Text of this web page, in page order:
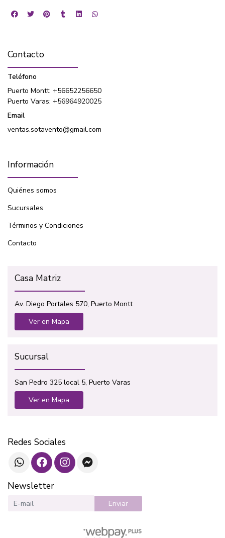
Contacto
Teléfono
Puerto Montt: +56652256650
Puerto Varas: +56964920025
Email
ventas.sotavento@gmail.com
Información
Quiénes somos
Sucursales
Términos y Condiciones
Contacto
Casa Matriz
Av. Diego Portales 570, Puerto Montt
Ver en Mapa
Sucursal
San Pedro 325 local 5, Puerto Varas
Ver en Mapa
Redes Sociales
Newsletter
Enviar